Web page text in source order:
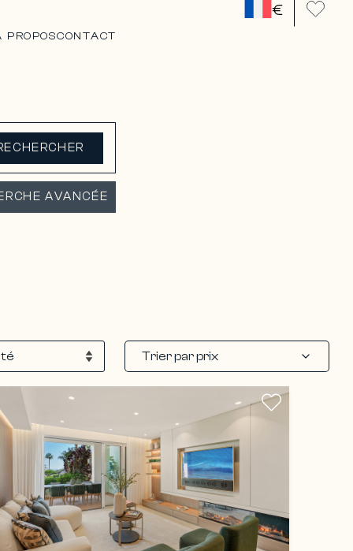
€
PROPOSCONTACT
AVANCÉE
Trier par prix